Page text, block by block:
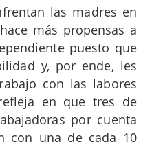
las madres en
más propensas a
puesto que
y, por ende, les
con las labores
en que tres de
por cuenta
con una de cada 10